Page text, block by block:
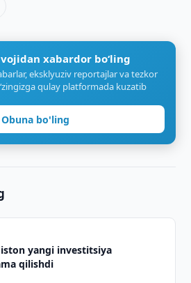
xabardor bo‘ling
eksklyuziv reportajlar va tezkor
qulay platformada kuzatib
Obuna bo'ling
yangi investitsiya
qilishdi